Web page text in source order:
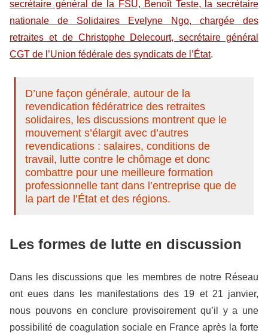
secrétaire général de la FSU, Benoît Teste, la secrétaire
nationale de Solidaires Evelyne Ngo, chargée des
retraites et de Christophe Delecourt, secrétaire général
CGT de l’Union fédérale des syndicats de l’État.
D’une façon générale, autour de la
revendication fédératrice des retraites
solidaires, les discussions montrent que le
mouvement s’élargit avec d’autres
revendications : salaires, conditions de
travail, lutte contre le chômage et donc
combattre pour une meilleure formation
professionnelle tant dans l’entreprise que de
la part de l’État et des régions.
Les formes de lutte en discussion
Dans les discussions que les membres de notre Réseau
ont eues dans les manifestations des 19 et 21 janvier,
nous pouvons en conclure provisoirement qu’il y a une
possibilité de coagulation sociale en France après la forte